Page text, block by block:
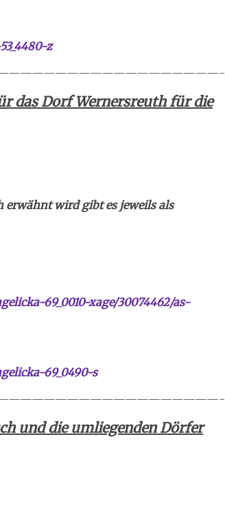
z
das Dorf Wernersreuth für die
erwähnt wird gibt es jeweils als
69_0010-xage/30074462/as-
69_0490-s
und die umliegenden Dörfer